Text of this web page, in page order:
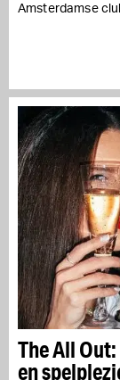
Amsterdamse
The All
en